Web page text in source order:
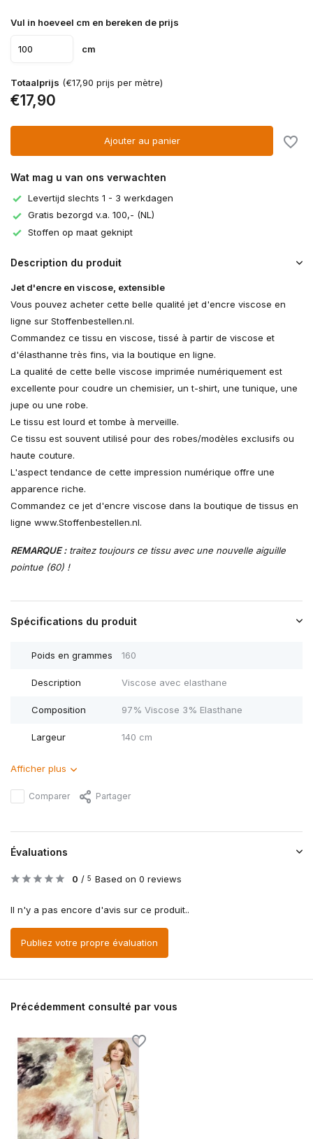
Vul in hoeveel cm en bereken de prijs
cm
Totaalprijs (€17,90 prijs per mètre)
€17,90
Ajouter au panier
Wat mag u van ons verwachten
Levertijd slechts 1 - 3 werkdagen
Gratis bezorgd v.a. 100,- (NL)
Stoffen op maat geknipt
Description du produit
Jet d'encre en viscose, extensible
Vous pouvez acheter cette belle qualité jet d'encre viscose en
ligne sur Stoffenbestellen.nl.
Commandez ce tissu en viscose, tissé à partir de viscose et
d'élasthanne très fins, via la boutique en ligne.
La qualité de cette belle viscose imprimée numériquement est
excellente pour coudre un chemisier, un t-shirt, une tunique, une
jupe ou une robe.
Le tissu est lourd et tombe à merveille.
Ce tissu est souvent utilisé pour des robes/modèles exclusifs ou
haute couture.
L'aspect tendance de cette impression numérique offre une
apparence riche.
Commandez ce jet d'encre viscose dans la boutique de tissus en
ligne www.Stoffenbestellen.nl.
REMARQUE :traitez toujours ce tissu avec une nouvelle aiguille
pointue (60) !
Spécifications du produit
Poids en grammes 160
Description Viscose avec elasthane
Composition 97% Viscose 3% Elasthane
Largeur 140 cm
Afficher plus
Comparer Partager
Évaluations
0 / 5 Based on 0 reviews
Il n'y a pas encore d'avis sur ce produit..
Publiez votre propre évaluation
Précédemment consulté par vous